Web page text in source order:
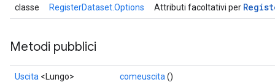
classe RegisterDataset.Options Attributi facoltativi per
Metodi pubblici
Uscita <Lungo> comeuscita ()